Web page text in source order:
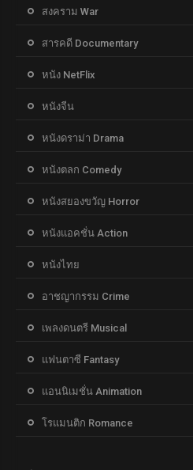
สงคราม War
สารคดี Documentary
หนัง NetFlix
หนังจีน
หนังดราม่า Drama
หนังตลก Comedy
หนังสยองขวัญ Horror
หนังแอคชั่น Action
หนังไทย
อาชญากรรม Crime
เพลงดนตรี Musical
แฟนตาซี Fantasy
แอนนิเมชั่น Animation
โรแมนติก Romance